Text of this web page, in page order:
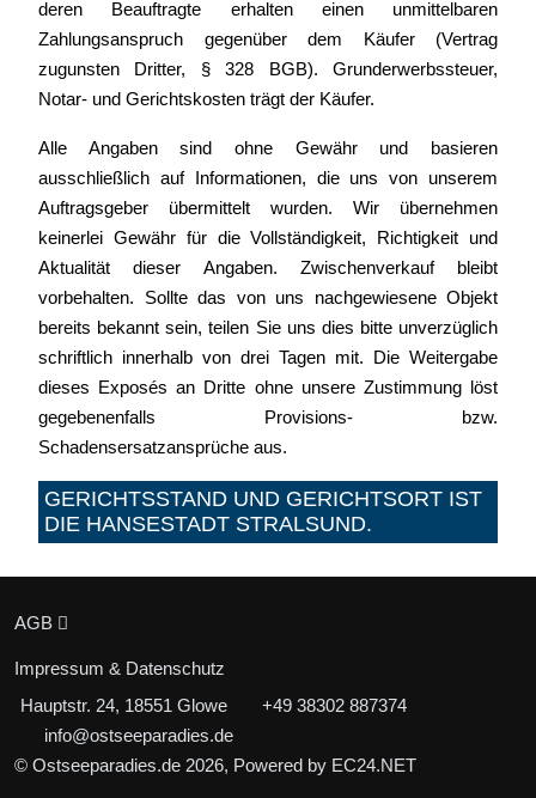
deren Beauftragte erhalten einen unmittelbaren
Zahlungsanspruch gegenüber dem Käufer (Vertrag
zugunsten Dritter, § 328 BGB). Grunderwerbssteuer,
Notar- und Gerichtskosten trägt der Käufer.
Alle Angaben sind ohne Gewähr und basieren
ausschließlich auf Informationen, die uns von unserem
Auftragsgeber übermittelt wurden. Wir übernehmen
keinerlei Gewähr für die Vollständigkeit, Richtigkeit und
Aktualität dieser Angaben. Zwischenverkauf bleibt
vorbehalten. Sollte das von uns nachgewiesene Objekt
bereits bekannt sein, teilen Sie uns dies bitte unverzüglich
schriftlich innerhalb von drei Tagen mit. Die Weitergabe
dieses Exposés an Dritte ohne unsere Zustimmung löst
gegebenenfalls Provisions- bzw.
Schadensersatzansprüche aus.
GERICHTSSTAND UND GERICHTSORT IST
DIE HANSESTADT STRALSUND.
AGB
Impressum & Datenschutz
Hauptstr. 24, 18551 Glowe
+49 38302 887374
info@ostseeparadies.de
© Ostseeparadies.de 2026, Powered by EC24.NET